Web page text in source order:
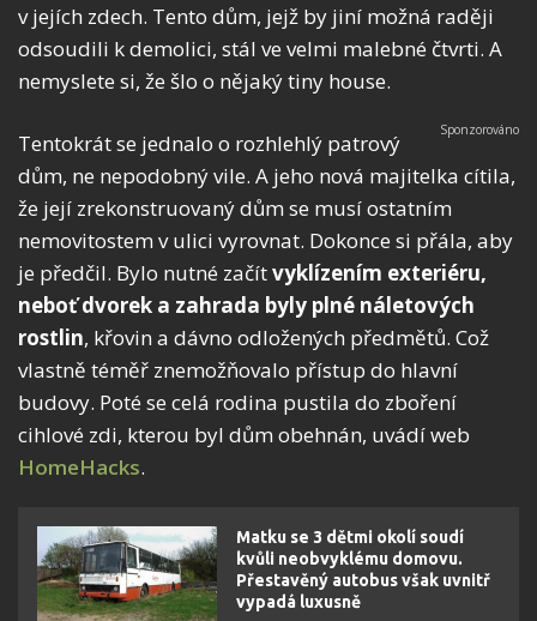
v jejích zdech. Tento dům, jejž by jiní možná raději
odsoudili k demolici, stál ve velmi malebné čtvrti. A
nemyslete si, že šlo o nějaký tiny house.
Tentokrát se jednalo o rozhlehlý patrový
dům, ne nepodobný vile. A jeho nová majitelka cítila,
že její zrekonstruovaný dům se musí ostatním
nemovitostem v ulici vyrovnat. Dokonce si přála, aby
je předčil. Bylo nutné začítvyklízením exteriéru,
neboť dvorek a zahrada byly plné náletových
rostlin, křovin a dávno odložených předmětů. Což
vlastně téměř znemožňovalo přístup do hlavní
budovy. Poté se celá rodina pustila do zboření
cihlové zdi, kterou byl dům obehnán, uvádí web
HomeHacks.
Matku se 3 dětmi okolí soudí
kvůli neobvyklému domovu.
Přestavěný autobus však uvnitř
vypadá luxusně